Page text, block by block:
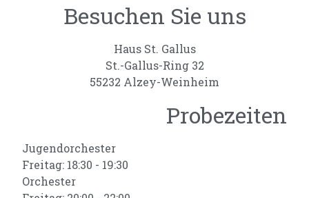
Besuchen Sie uns
Haus St. Gallus
St.-Gallus-Ring 32
55232 Alzey-Weinheim
Probezeiten
Jugendorchester
Freitag: 18:30 - 19:30
Orchester